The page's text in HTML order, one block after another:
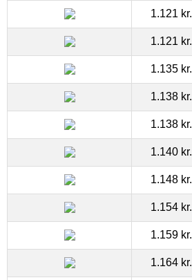
1.121 kr.
1.121 kr.
1.135 kr.
1.138 kr.
1.138 kr.
1.140 kr.
1.148 kr.
1.154 kr.
1.159 kr.
1.164 kr.